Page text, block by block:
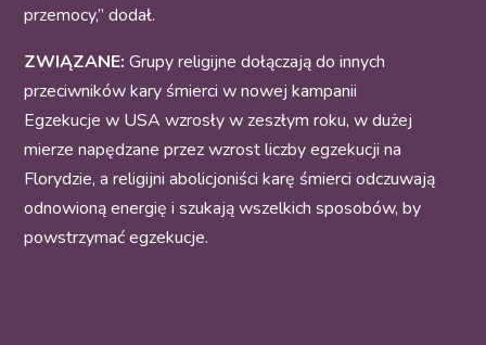
przemocy,” dodał.
ZWIĄZANE: Grupy religijne dołączają do innych
przeciwników kary śmierci w nowej kampanii
Egzekucje w USA wzrosły w zeszłym roku, w dużej
mierze napędzane przez wzrost liczby egzekucji na
Florydzie, a religijni abolicjoniści karę śmierci odczuwają
odnowioną energię i szukają wszelkich sposobów, by
powstrzymać egzekucje.